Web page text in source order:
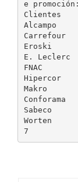
e promoción:
Clientes
Alcampo
Carrefour
Eroski
E. Leclerc
FNAC
Hipercor
Makro
Conforama
Sabeco
Worten